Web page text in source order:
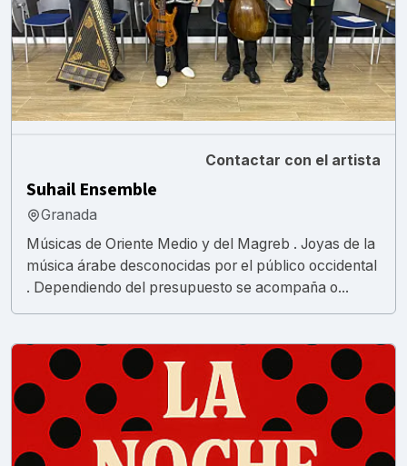
Contactar con el artista
Suhail Ensemble
Granada
Músicas de Oriente Medio y del Magreb . Joyas de la
música árabe desconocidas por el público occidental
. Dependiendo del presupuesto se acompaña o...